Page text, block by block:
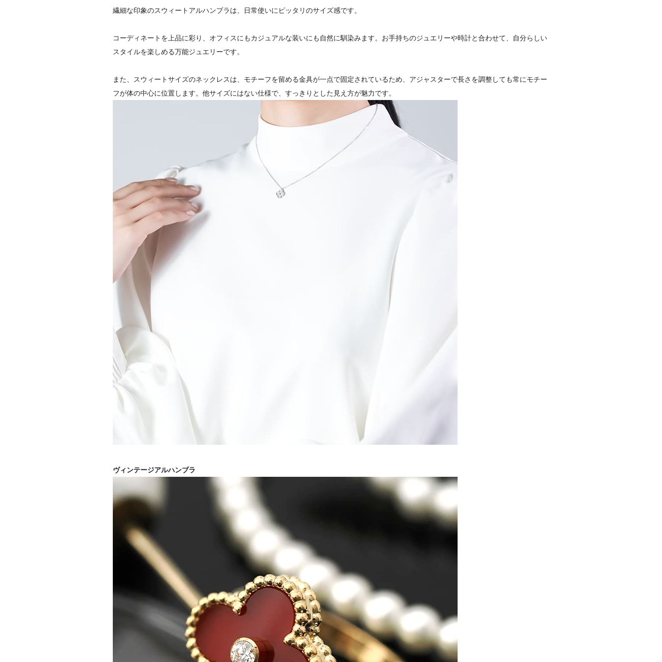
繊細な印象のスウィートアルハンブラは、日常使いにピッタリのサイズ感です。
コーディネートを上品に彩り、オフィスにもカジュアルな装いにも自然に馴染みます。お手持ちのジュエリーや時計と合わせて、自分らしい
スタイルを楽しめる万能ジュエリーです。
また、スウィートサイズのネックレスは、モチーフを留める金具が一点で固定されているため、アジャスターで長さを調整しても常にモチー
フが体の中心に位置します。他サイズにはない仕様で、すっきりとした見え方が魅力です。
ヴィンテージアルハンブラ